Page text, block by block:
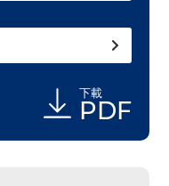
下載
PDF